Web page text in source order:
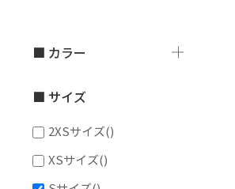
■ カラー
■ サイズ
2XSサイズ()
XSサイズ()